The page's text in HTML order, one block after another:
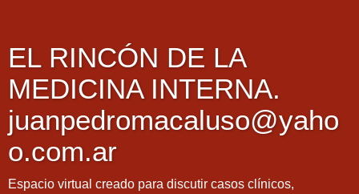
EL RINCÓN DE LA
MEDICINA INTERNA.
juanpedromacaluso@yaho
o.com.ar
Espacio virtual creado para discutir casos clínicos,